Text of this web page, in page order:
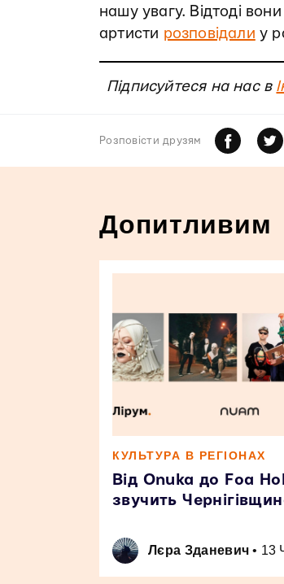
нашу увагу. Відтоді
артисти розповідали у
Підписуйтеся на нас в
Розповiсти друзям
Допитливим
КУЛЬТУРА В РЕГІОНАХ
Від Onuka до Foa
звучить
Лєра Зданевич • 13